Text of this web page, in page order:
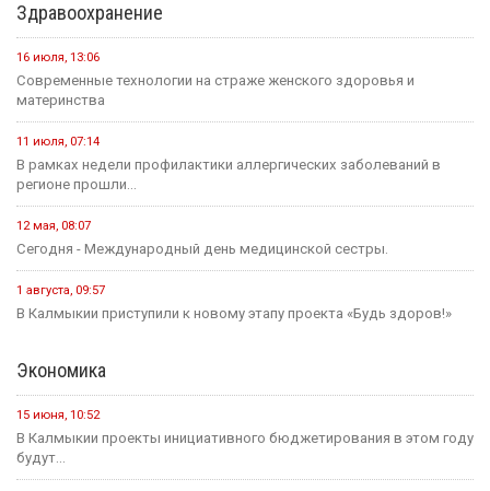
Здравоохранение
16 июля, 13:06
Современные технологии на страже женского здоровья и
материнства
11 июля, 07:14
В рамках недели профилактики аллергических заболеваний в
регионе прошли...
12 мая, 08:07
Сегодня - Международный день медицинской сестры.
1 августа, 09:57
В Калмыкии приступили к новому этапу проекта «Будь здоров!»
Экономика
15 июня, 10:52
В Калмыкии проекты инициативного бюджетирования в этом году
будут...